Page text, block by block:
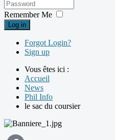
Remember Me
Log in
Forgot Login?
Sign up
Vous êtes ici :
Accueil
News
Phil Info
le sac du coursier